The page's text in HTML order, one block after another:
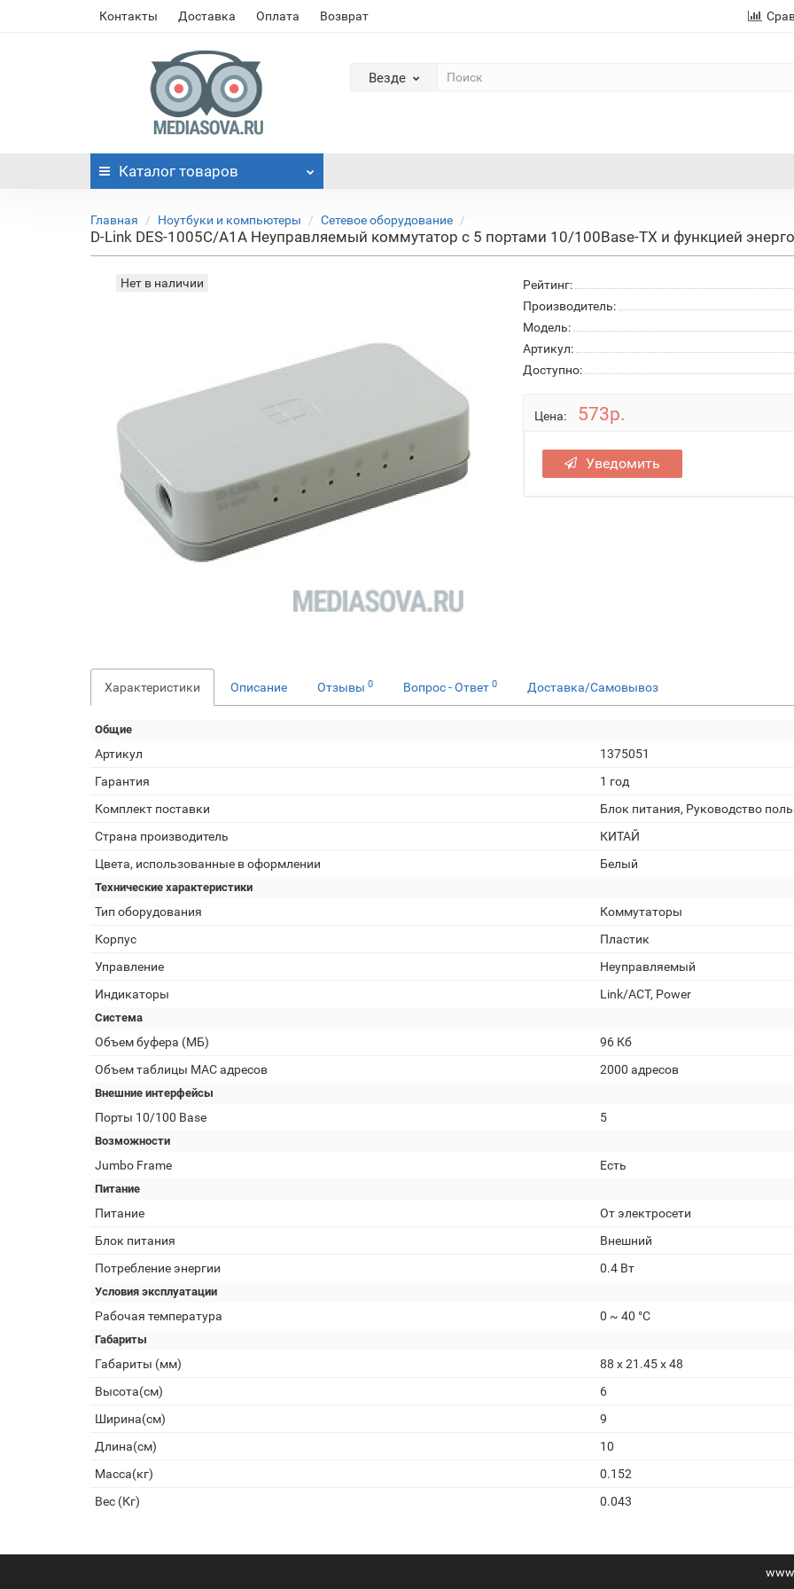
Контакты Доставка Оплата Возврат
Везде
Каталог товаров
Главная Ноутбуки и компьютеры Сетевое оборудование
D-Link DES-1005C/A1A Неуправляемый коммутатор с 5 портами 10/100Base-TX и функцией
Нет в наличии Рейтинг:
Производитель:
Модель:
Артикул:
Доступно:
Цена: 573р.
Уведомить
Характеристики Описание Отзывы 0 Вопрос - Ответ 0 Доставка/Самовывоз
Общие
Артикул
1375051
Гарантия
1 год
Комплект поставки
Блок питания, Руководство
Страна производитель
КИТАЙ
Цвета, использованные в оформлении
Белый
Технические характеристики
Тип оборудования
Коммутаторы
Корпус
Пластик
Управление
Неуправляемый
Индикаторы
Link/ACT, Power
Система
Объем буфера (МБ)
96 Кб
Объем таблицы MAC адресов
2000 адресов
Внешние интерфейсы
Порты 10/100 Base 5
Возможности
Jumbo Frame Есть
Питание
Питание
От электросети
Блок питания
Внешний
Потребление энергии
0.4 Вт
Условия эксплуатации
Рабочая температура 0 ~ 40 °C
Габариты
Габариты (мм)
88 x 21.45 x 48
Высота(см)
6
Ширина(см)
9
Длина(см)
10
Масса(кг)
0.152
Вес (Кг)
0.043